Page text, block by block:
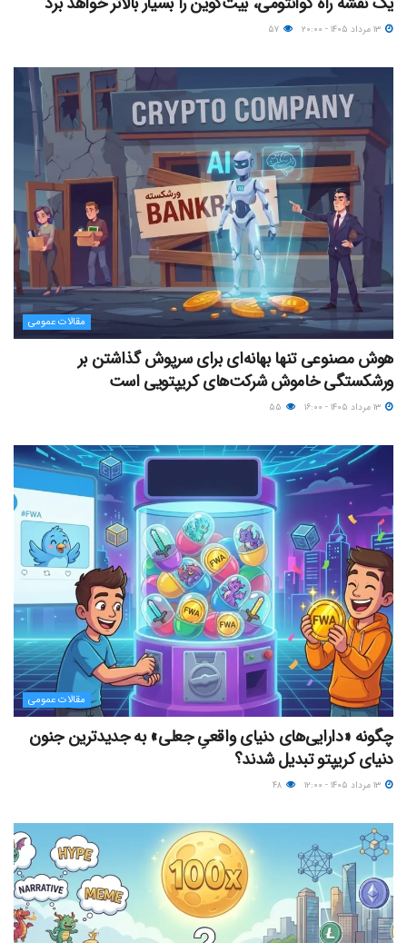
مقالات عمومی
هوش مصنوعی تنها بهانه‌ای برای سرپوش گذاشتن بر
ورشکستگی خاموش شرکت‌های کریپتویی است
مقالات عمومی
چگونه «دارایی‌های دنیای واقعیِ جعلی» به جدیدترین جنون
دنیای کریپتو تبدیل شدند؟